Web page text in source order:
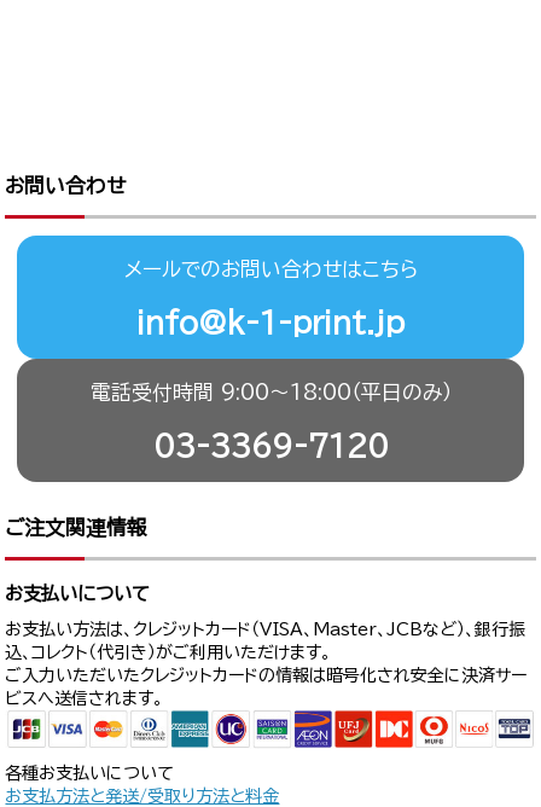
お問い合わせ
メールでのお問い合わせはこちら
info@k-1-print.jp
電話受付時間 9:00〜18:00（平日のみ）
03-3369-7120
ご注文関連情報
お支払いについて
お支払い方法は、クレジットカード（VISA、Master、JCBなど）、銀行振
込、コレクト（代引き）がご利用いただけます。
ご入力いただいたクレジットカードの情報は暗号化され安全に決済サー
ビスへ送信されます。
各種お支払いについて
お支払方法と発送/受取り方法と料金